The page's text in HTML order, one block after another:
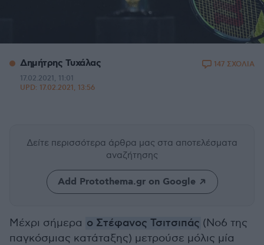
Δημήτρης Τυχάλας
17.02.2021, 11:01
UPD: 17.02.2021, 13:56
147 ΣΧΟΛΙΑ
Δείτε περισσότερα άρθρα μας στα αποτελέσματα
αναζήτησης
Add Protothema.gr on Google
Μέχρι σήμερα ο Στέφανος Τσιτσιπάς (Νο6 της
παγκόσμιας κατάταξης) μετρούσε μόλις μία